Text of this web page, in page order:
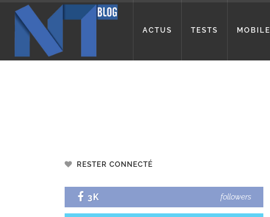
ACTUS TESTS MOBILE
RESTER CONNECTÉ
3K followers